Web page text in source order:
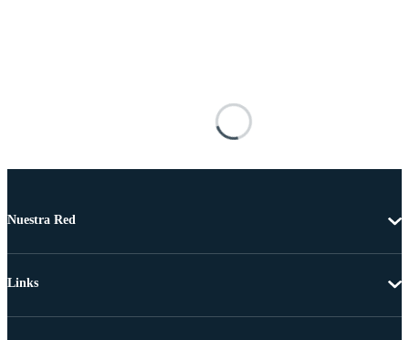
Nuestra Red
Links